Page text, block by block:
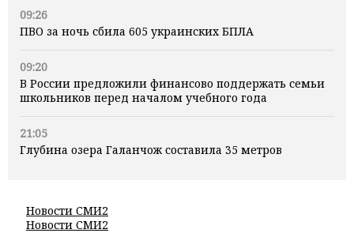
09:26
ПВО за ночь сбила 605 украинских БПЛА
09:20
В России предложили финансово поддержать семьи
школьников перед началом учебного года
21:05
Глубина озера Галанчож составила 35 метров
Новости СМИ2
Новости СМИ2